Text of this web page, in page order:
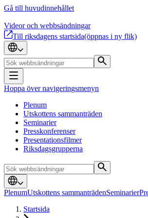
Gå till huvudinnehållet
Videor och webbsändningar
Till riksdagens startsida(öppnas i ny flik)
Hoppa över navigeringsmenyn
Plenum
Utskottens sammanträden
Seminarier
Presskonferenser
Presentationsfilmer
Riksdagsgrupperna
PlenumUtskottens sammanträdenSeminarier
Startsida